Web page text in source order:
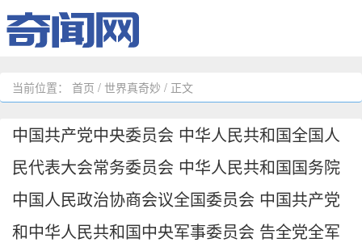
当前位置： 首页 / 世界真奇妙 / 正文
中国共产党中央委员会 中华人民共和国全国人
民代表大会常务委员会 中华人民共和国国务院
中国人民政治协商会议全国委员会 中国共产党
和中华人民共和国中央军事委员会 告全党全军